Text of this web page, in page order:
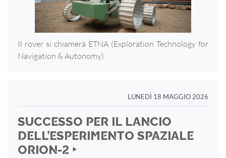
Il rover si chiamerà ETNA (Exploration Technology for
Navigation & Autonomy)
LUNEDÌ 18 MAGGIO 2026
SUCCESSO PER IL LANCIO
DELL’ESPERIMENTO SPAZIALE
ORION-2 ‣